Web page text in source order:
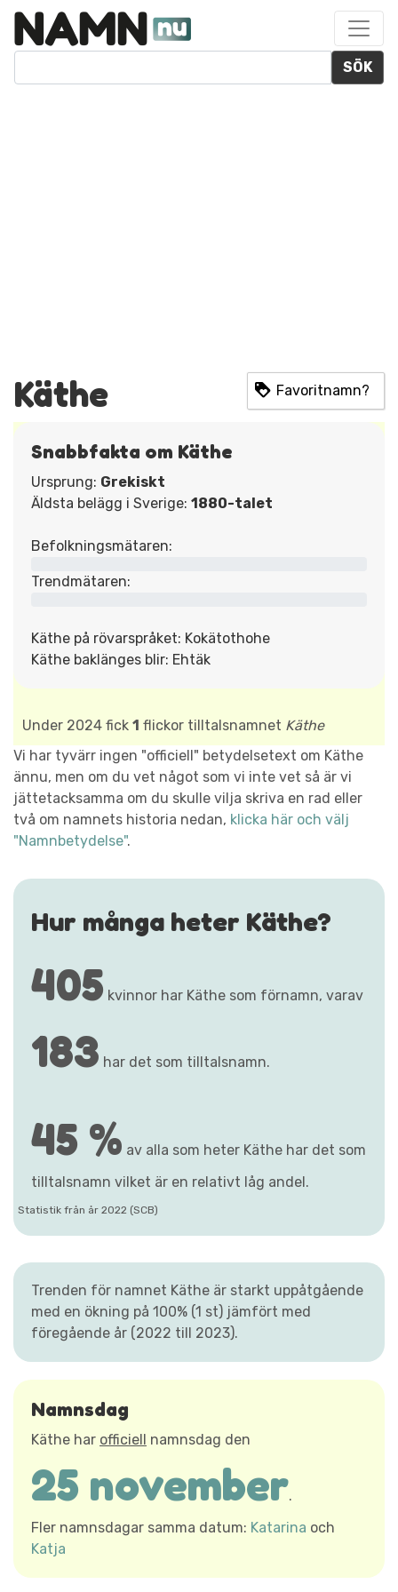
SÖK
Käthe Favoritnamn?
Snabbfakta om Käthe
Ursprung: Grekiskt
Äldsta belägg i Sverige: 1880-talet
Befolkningsmätaren:
Trendmätaren:
Käthe på rövarspråket: Kokätothohe
Käthe baklänges blir: Ehtäk
Under 2024 fick 1 flickor tilltalsnamnet Käthe
Vi har tyvärr ingen "officiell" betydelsetext om Käthe
ännu, men om du vet något som vi inte vet så är vi
jättetacksamma om du skulle vilja skriva en rad eller
två om namnets historia nedan, klicka här och välj
"Namnbetydelse".
Hur många heter Käthe?
405 kvinnor har Käthe som förnamn, varav
183 har det som tilltalsnamn.
45 % av alla som heter Käthe har det som
tilltalsnamn vilket är en relativt låg andel.
Statistik från år 2022 (SCB)
Trenden för namnet Käthe är starkt uppåtgående
med en ökning på 100% (1 st) jämfört med
föregående år (2022 till 2023).
Namnsdag
Käthe har officiell namnsdag den
25 november.
Fler namnsdagar samma datum: Katarina och
Katja